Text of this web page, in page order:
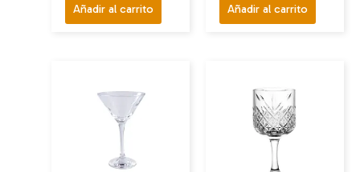
Añadir al carrito Añadir al carrito